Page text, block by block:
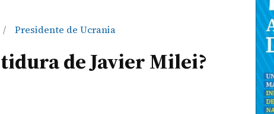
/ Presidente de Ucrania
de Javier Milei?